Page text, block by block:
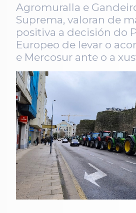
Agromuralla e
Suprema, valoran de
positiva a decisión do
Europeo de levar o
e Mercosur ante o a